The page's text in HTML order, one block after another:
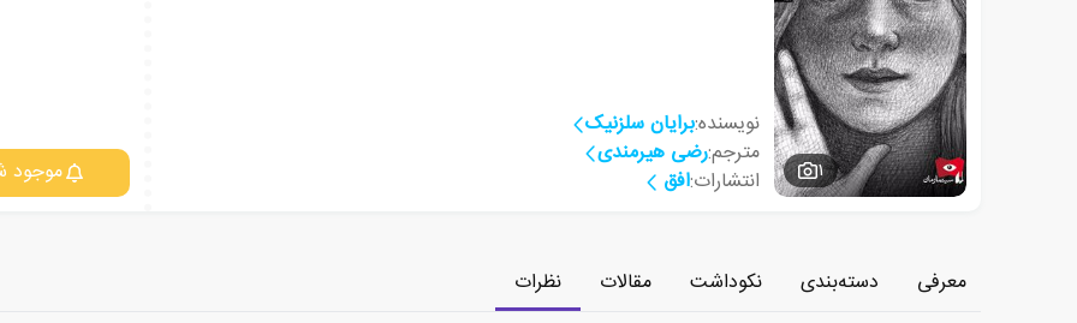
1
نویسنده:برایان سلزنیک
مترجم:رضی هیرمندی
انتشارات:افق موجود
معرفی دسته‌بندی نکوداشت مقالات
نظرات